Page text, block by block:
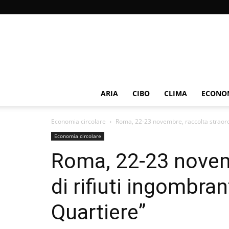
ARIA CIBO CLIMA
Economia circolare Roma, 22-23 novembre, raccolta
Economia circolare
Roma, 22-23
di rifiuti
Quartiere”